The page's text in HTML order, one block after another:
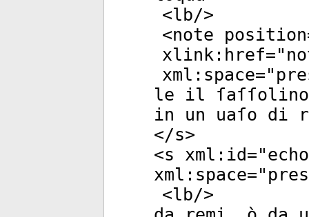
<lb/>
<note position
xlink:href="
xml:space="
le il ſaſſolino
in un uaſo di
</s>
<s xml:id="
xml:space="
<lb/>